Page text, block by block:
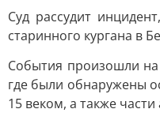
Суд рассудит
старинного кургана в
События произошли
где были обнаружены
15 веком, а также части